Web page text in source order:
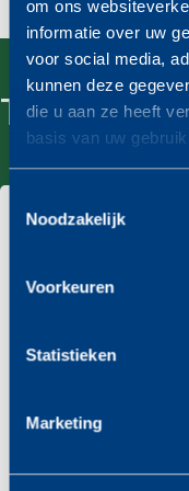
om ons
informatie over uw
voor social media,
kunnen deze
die u aan ze heeft
basis van uw
Noodzakelijk
Voorkeuren
Statistieken
Marketing
Tevreden
Mondial
Uitmuntend
Ik heb onlangs
van Mondial de
verhuisbedrijf
met dit bedrijf
ten zeerste
naar een